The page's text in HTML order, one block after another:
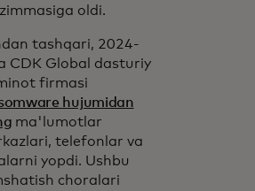
oldi.
tashqari, 2024-
CDK Global dasturiy
firmasi
hujumidan
ma'lumotlar
telefonlar va
yopdi. Ushbu
choralari